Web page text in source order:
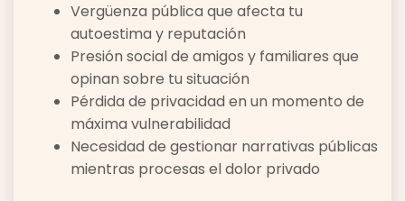
Vergüenza pública que afecta tu
autoestima y reputación
Presión social de amigos y familiares que
opinan sobre tu situación
Pérdida de privacidad en un momento de
máxima vulnerabilidad
Necesidad de gestionar narrativas públicas
mientras procesas el dolor privado